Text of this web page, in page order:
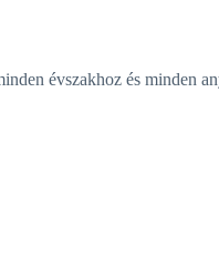
évszakhoz és minden